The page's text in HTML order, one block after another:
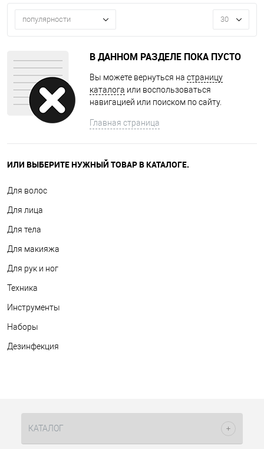
популярности 30
В ДАННОМ РАЗДЕЛЕ ПОКА ПУСТО
Вы можете вернуться на страницу
каталога или воспользоваться
навигацией или поиском по сайту.
Главная страница
ИЛИ ВЫБЕРИТЕ НУЖНЫЙ ТОВАР В КАТАЛОГЕ.
Для волос
Для лица
Для тела
Для макияжа
Для рук и ног
Техника
Инструменты
Наборы
Дезинфекция
КАТАЛОГ